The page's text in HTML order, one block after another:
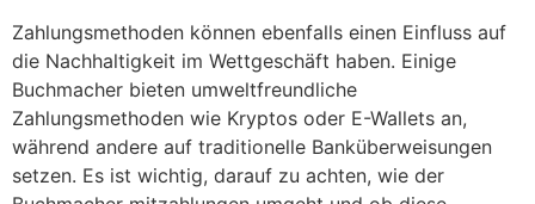
Zahlungsmethoden können ebenfalls einen Einfluss auf
die Nachhaltigkeit im Wettgeschäft haben. Einige
Buchmacher bieten umweltfreundliche
Zahlungsmethoden wie Kryptos oder E-Wallets an,
während andere auf traditionelle Banküberweisungen
setzen. Es ist wichtig, darauf zu achten, wie der